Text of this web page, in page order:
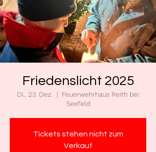
Friedenslicht 2025
Di., 23. Dez.
  |
Feuerwehrhaus Reith bei
Seefeld
Tickets stehen nicht zum
Verkauf